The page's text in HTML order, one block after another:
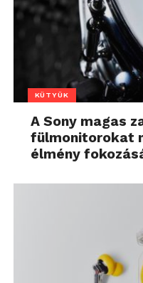
KÜTYÜK
A Sony magas
fülmonitorokat
élmény